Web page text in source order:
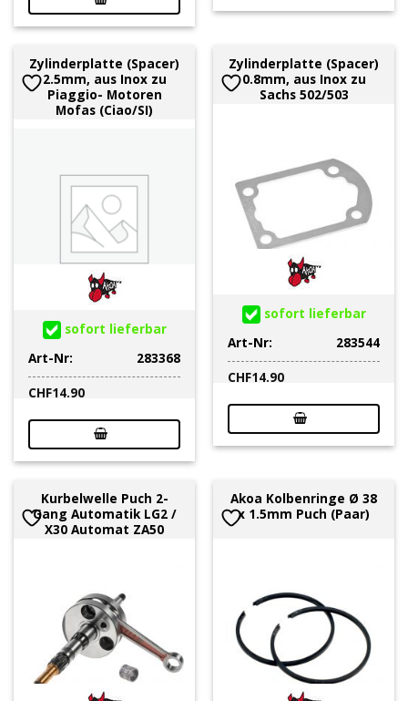
Zylinderplatte (Spacer)
2.5mm, aus Inox zu
Piaggio- Motoren
Mofas (Ciao/SI)
sofort lieferbar
Art-Nr:
283368
CHF14.90
Zylinderplatte (Spacer)
0.8mm, aus Inox zu
Sachs 502/503
sofort lieferbar
Art-Nr:
283544
CHF14.90
Kurbelwelle Puch 2-
Gang Automatik LG2 /
X30 Automat ZA50
Akoa Kolbenringe Ø 38
x 1.5mm Puch (Paar)